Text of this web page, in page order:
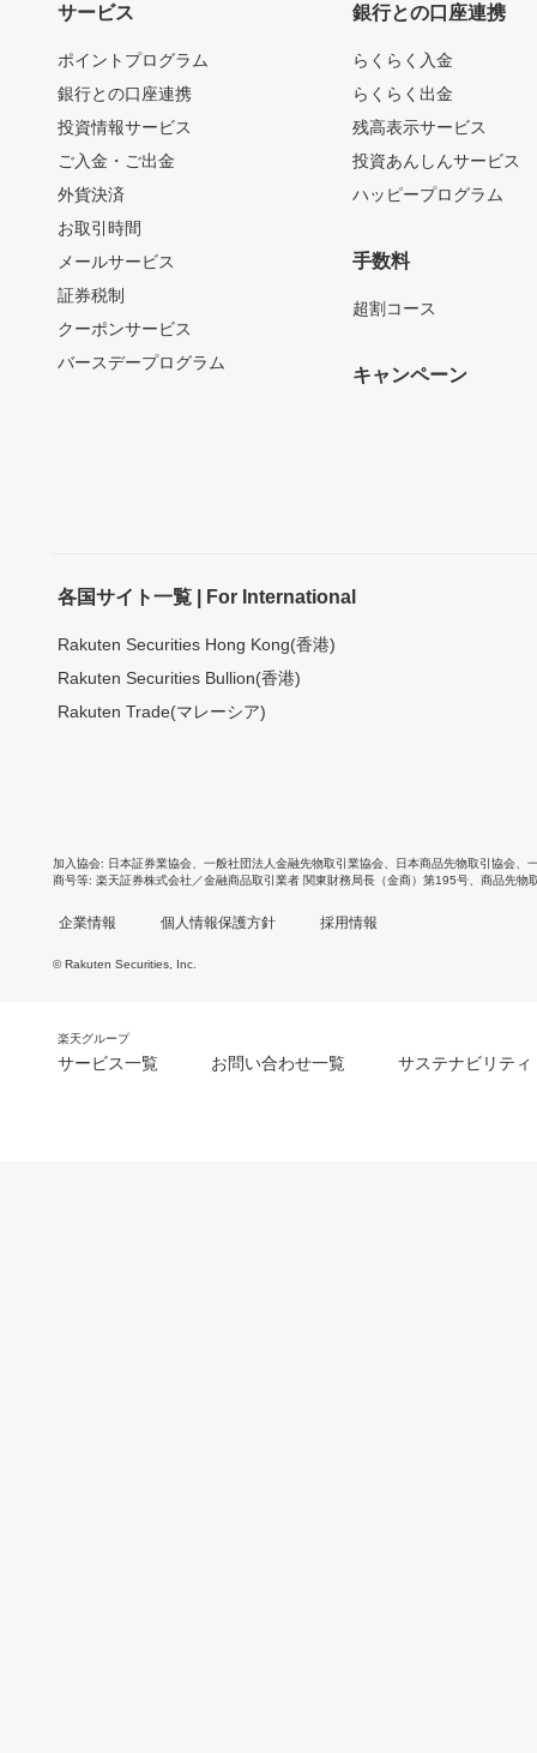
サービス
ポイントプログラム
銀行との口座連携
投資情報サービス
ご入金・ご出金
外貨決済
お取引時間
メールサービス
証券税制
クーポンサービス
バースデープログラム
銀行との口座連携
らくらく入金
らくらく出金
残高表示サービス
投資あんしんサービス
ハッピープログラム
手数料
超割コース
キャンペーン
各国サイト一覧 | For International
Rakuten Securities Hong Kong(香港)
Rakuten Securities Bullion(香港)
Rakuten Trade(マレーシア)
加入協会 日本証券業協会 一般社団法人金融先物取引業協会 日本商品先物取引協会
商号等 楽天証券株式会社／金融商品取引業者 関東財務局長（金商）第195号、商品先物
企業情報 個人情報保護方針 採用情報
© Rakuten Securities, Inc.
楽天グループ
サービス一覧 お問い合わせ一覧 サステナビリティ